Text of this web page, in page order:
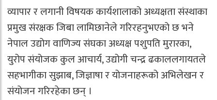
व्यापार र लगानी विषयक कार्यशालाको अध्यक्षता संस्थाका
प्रमुख संरक्षक जिबा लामिछानेले गरिरहनुभएको छ भने
नेपाल उद्योग वाणिज्य संघका अध्यक्ष पशुपति मुरारका,
युरोप संयोजक कुल आचार्य, उद्योगी चन्द्र ढकाललगायतले
सहभागीका सुझाब, जिज्ञाषा र योजनाहरूको अभिलेखन र
संयोजन गरिरहेका छन् ।